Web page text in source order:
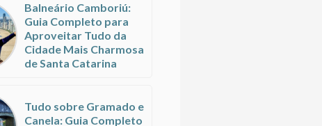
Balneário Camboriú:
Guia Completo para
Aproveitar Tudo da
Cidade Mais Charmosa
de Santa Catarina
Tudo sobre Gramado e
Canela: Guia Completo